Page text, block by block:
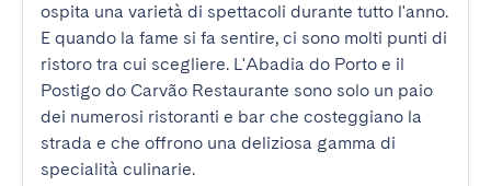
ospita una varietà di spettacoli durante tutto l'anno.
E quando la fame si fa sentire, ci sono molti punti di
ristoro tra cui scegliere. L'Abadia do Porto e il
Postigo do Carvão Restaurante sono solo un paio
dei numerosi ristoranti e bar che costeggiano la
strada e che offrono una deliziosa gamma di
specialità culinarie.